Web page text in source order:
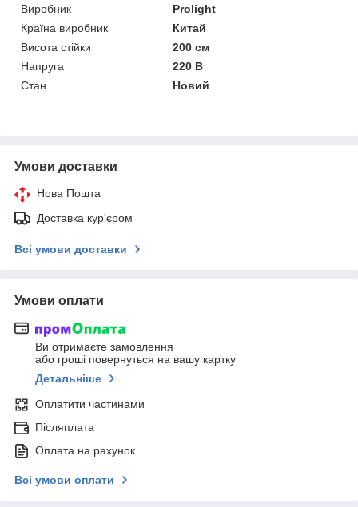
Виробник
Prolight
Країна виробник
Китай
Висота стійки
200 см
Напруга
220 В
Стан
Новий
Умови доставки
Нова Пошта
Доставка кур'єром
Всі умови доставки
Умови оплати
Ви отримаєте замовлення
або гроші повернуться на вашу картку
Детальніше
Оплатити частинами
Післяплата
Оплата на рахунок
Всі умови оплати